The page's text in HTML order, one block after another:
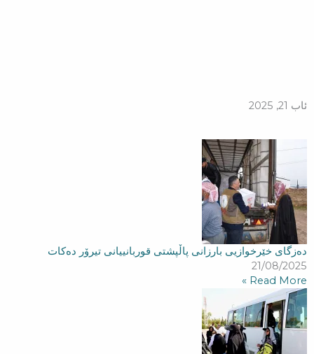
ئاب 21, 2025
دەزگای خێرخوازیی بارزانی پاڵپشتی قوربانییانی تیرۆر دەكات
21/08/2025
Read More »